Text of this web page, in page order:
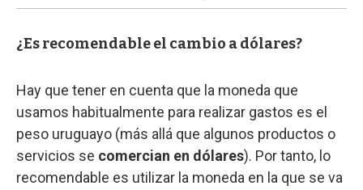
¿Es recomendable el cambio a dólares?
Hay que tener en cuenta que la moneda que
usamos habitualmente para realizar gastos es el
peso uruguayo (más allá que algunos productos o
servicios se comercian en dólares). Por tanto, lo
recomendable es utilizar la moneda en la que se va